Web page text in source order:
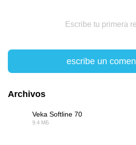
Escribe tu primera
escribe un
Archivos
Veka Softline 70
9.4 МБ